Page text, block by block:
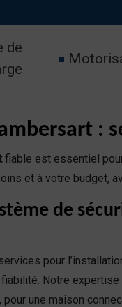
de
:
fiable est essentiel
et à votre budget,
de
pour
Notre expertise
pour une maison